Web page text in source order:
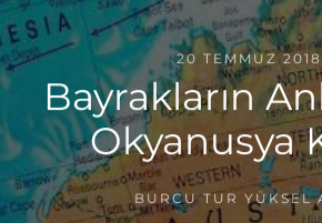
20 TEMMUZ 2018
Bayrakların
Okyanusya
BURCU TUR YÜKSEL